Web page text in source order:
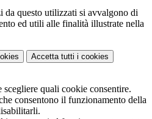
da questo utilizzati si avvalgono di
ed utili alle finalità illustrate nella
Accetta tutti i cookies
scegliere quali cookie consentire.
consentono il funzionamento della